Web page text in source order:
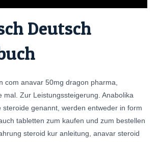
Deutsch
com anavar 50mg dragon pharma,
mal. Zur Leistungssteigerung. Anabolika
steroide genannt, werden entweder in form
tabletten zum kaufen und zum bestellen
steroid kur anleitung, anavar steroid